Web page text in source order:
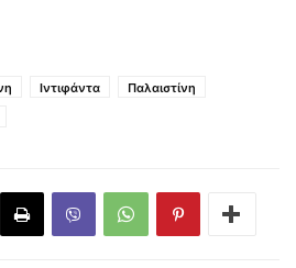
Ιντιφάντα
Παλαιστίνη